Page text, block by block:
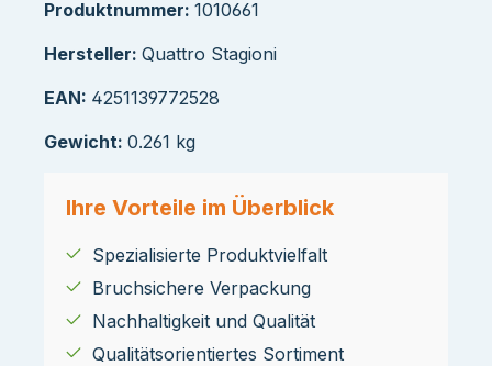
Produktnummer: 1010661
Hersteller: Quattro Stagioni
EAN: 4251139772528
Gewicht: 0.261 kg
Ihre Vorteile im Überblick
Spezialisierte Produktvielfalt
Bruchsichere Verpackung
Nachhaltigkeit und Qualität
Qualitätsorientiertes Sortiment